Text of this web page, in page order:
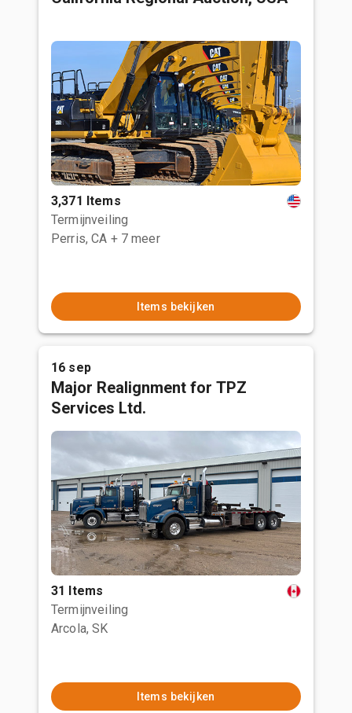
3,371 Items
Termijnveiling
Perris, CA + 7 meer
Items bekijken
16 sep
Major Realignment for TPZ
Services Ltd.
31 Items
Termijnveiling
Arcola, SK
Items bekijken